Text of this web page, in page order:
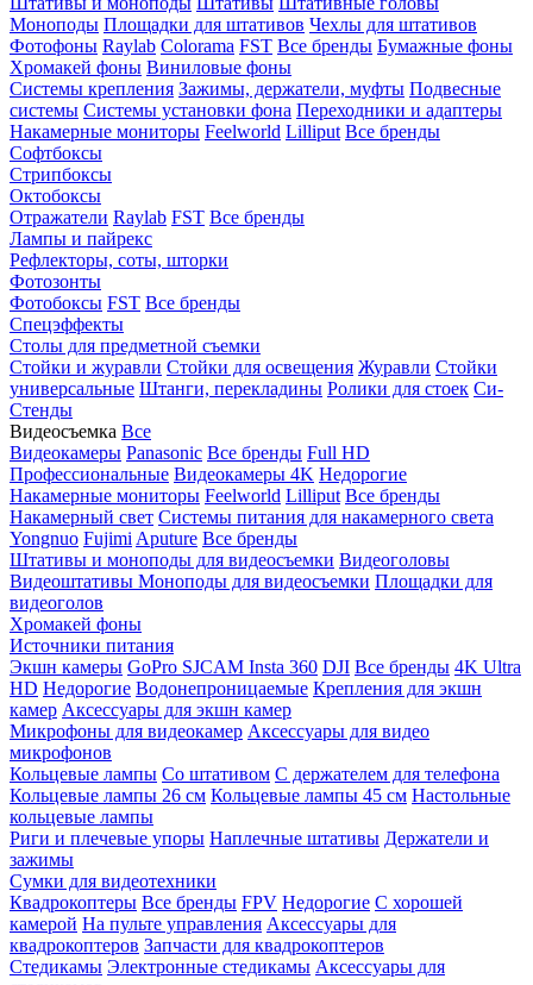
Моноподы Площадки для штативов Чехлы для штативов
Фотофоны Raylab Colorama FST Все бренды Бумажные фоны
Хромакей фоны Виниловые фоны
Системы крепления Зажимы, держатели, муфты Подвесные
системы Системы установки фона Переходники и адаптеры
Накамерные мониторы Feelworld Lilliput Все бренды
Софтбоксы
Стрипбоксы
Октобоксы
Отражатели Raylab FST Все бренды
Лампы и пайрекс
Рефлекторы, соты, шторки
Фотозонты
Фотобоксы FST Все бренды
Спецэффекты
Столы для предметной съемки
Стойки и журавли Стойки для освещения Журавли Стойки
универсальные Штанги, перекладины Ролики для стоек Си-
Стенды
Видеосъемка Все
Видеокамеры Panasonic Все бренды Full HD
Профессиональные Видеокамеры 4K Недорогие
Накамерные мониторы Feelworld Lilliput Все бренды
Накамерный свет Системы питания для накамерного света
Yongnuo Fujimi Aputure Все бренды
Штативы и моноподы для видеосъемки Видеоголовы
Видеоштативы Моноподы для видеосъемки Площадки для
видеоголов
Хромакей фоны
Источники питания
Экшн камеры GoPro SJCAM Insta 360 DJI Все бренды 4K Ultra
HD Недорогие Водонепроницаемые Крепления для экшн
камер Аксессуары для экшн камер
Микрофоны для видеокамер Аксессуары для видео
микрофонов
Кольцевые лампы Со штативом C держателем для телефона
Кольцевые лампы 26 см Кольцевые лампы 45 см Настольные
кольцевые лампы
Риги и плечевые упоры Наплечные штативы Держатели и
зажимы
Сумки для видеотехники
Квадрокоптеры Все бренды FPV Недорогие С хорошей
камерой На пульте управления Аксессуары для
квадрокоптеров Запчасти для квадрокоптеров
Стедикамы Электронные стедикамы Аксессуары для